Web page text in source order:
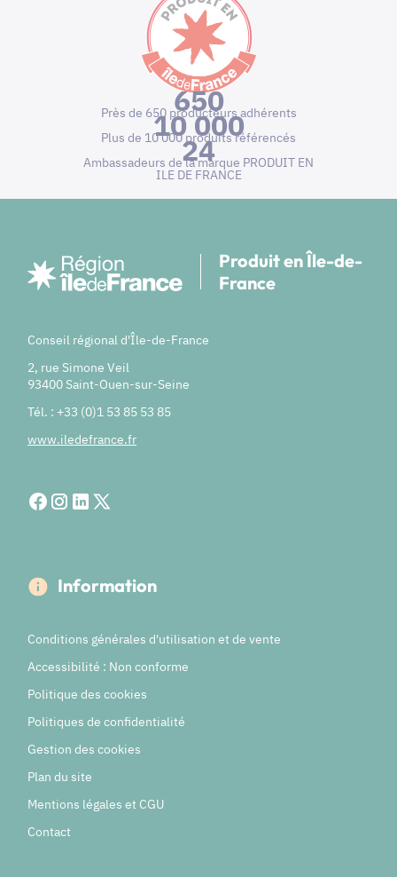
650
Près de 650 producteurs adhérents
10 000
Plus de 10 000 produits référencés
24
Ambassadeurs de la marque PRODUIT EN
ILE DE FRANCE
Produit en Île-de-
France
Conseil régional d'Île-de-France
2, rue Simone Veil
93400 Saint-Ouen-sur-Seine
Tél. : +33 (0)1 53 85 53 85
www.iledefrance.fr
Information
Conditions générales d'utilisation et de vente
Accessibilité : Non conforme
Politique des cookies
Politiques de confidentialité
Gestion des cookies
Plan du site
Mentions légales et CGU
Contact